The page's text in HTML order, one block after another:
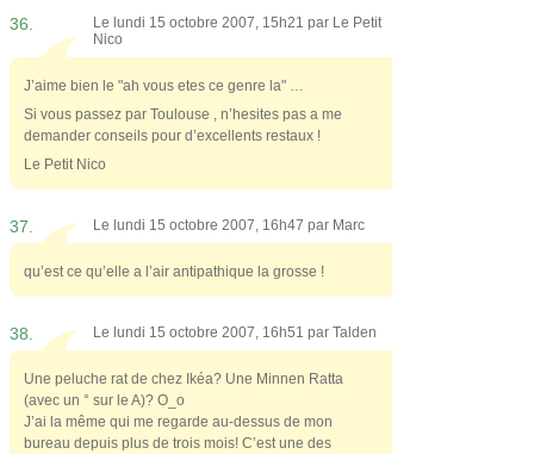
36. Le lundi 15 octobre 2007, 15h21 par Le Petit
Nico
J’aime bien le "ah vous etes ce genre la" …
Si vous passez par Toulouse , n’hesites pas a me
demander conseils pour d’excellents restaux !
Le Petit Nico
37. Le lundi 15 octobre 2007, 16h47 par Marc
qu’est ce qu’elle a l’air antipathique la grosse !
38. Le lundi 15 octobre 2007, 16h51 par Talden
Une peluche rat de chez Ikéa? Une Minnen Ratta
(avec un ° sur le A)? O_o
J’ai la même qui me regarde au-dessus de mon
bureau depuis plus de trois mois! C’est une des